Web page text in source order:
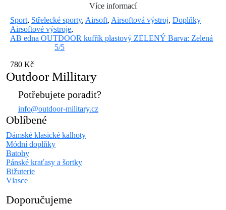
Více informací
Sport, Střelecké sporty, Airsoft, Airsoftová výstroj, Doplňky
Airsoftové výstroje,
AB edna OUTDOOR kufřík plastový ZELENÝ Barva: Zelená
5/5
780 Kč
Outdoor Millitary
Potřebujete poradit?
info@outdoor-military.cz
Oblíbené
Dámské klasické kalhoty
Módní doplňky
Batohy
Pánské kraťasy a šortky
Bižuterie
Vlasce
Doporučujeme